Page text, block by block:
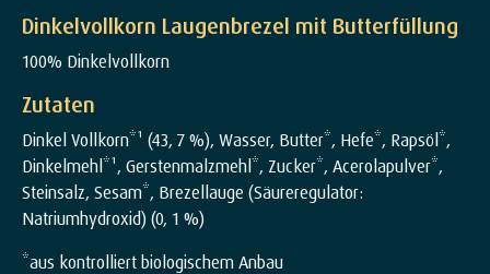
Dinkelvollkorn Laugenbrezel mit Butterfüllung
100% Dinkelvollkorn
Zutaten
Dinkel Vollkorn*¹ (43, 7 %), Wasser, Butter*, Hefe*, Rapsöl*,
Dinkelmehl*¹, Gerstenmalzmehl*, Zucker*, Acerolapulver*,
Steinsalz, Sesam*, Brezellauge (Säureregulator:
Natriumhydroxid) (0, 1 %)
*aus kontrolliert biologischem Anbau